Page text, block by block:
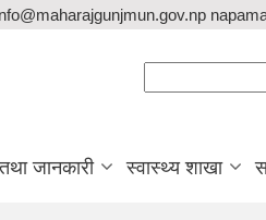
जानकारी स्वास्थ्य शाखा